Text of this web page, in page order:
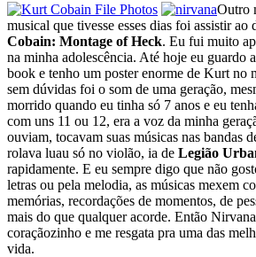
Outro
musical que tivesse esses dias foi assistir ao
Cobain: Montage of Heck. Eu fui muito
na minha adolescência. Até hoje eu guardo
book e tenho um poster enorme de Kurt no
sem dúvidas foi o som de uma geração,
morrido quando eu tinha só 7 anos e eu
com uns 11 ou 12, era a voz da minha
ouviam, tocavam suas músicas nas bandas
rolava luau só no violão, ia de Legião
rapidamente. E eu sempre digo que não
letras ou pela melodia, as músicas mexem
memórias, recordações de momentos, de
mais do que qualquer acorde. Então
coraçãozinho e me resgata pra uma das
vida.